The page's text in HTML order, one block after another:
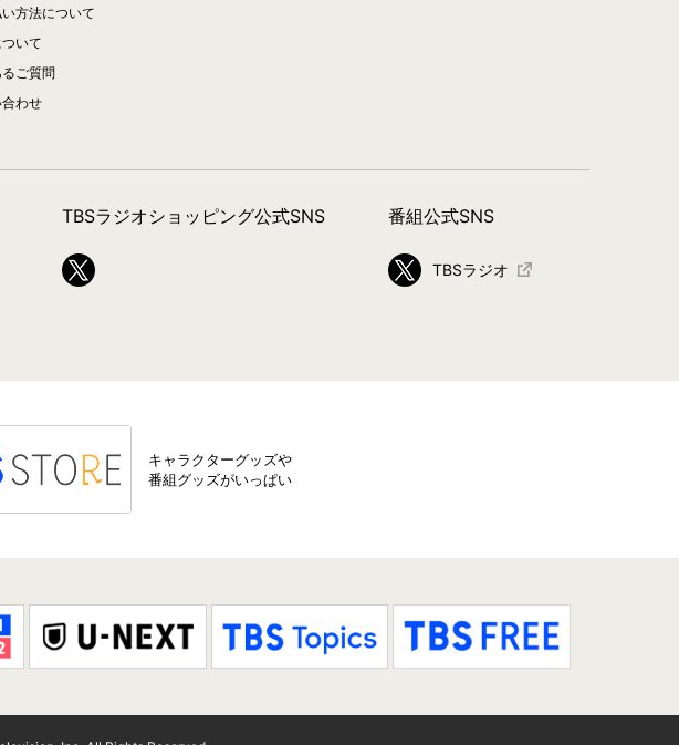
方法について
いて
ご質問
わせ
TBSラジオショッピング公式SNS 番組公式SNS
TBSラジオ
キャラクターグッズや
番組グッズがいっぱい